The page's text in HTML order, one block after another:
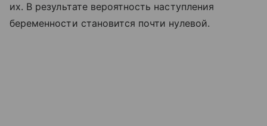
их. В результате вероятность наступления
беременности становится почти нулевой.